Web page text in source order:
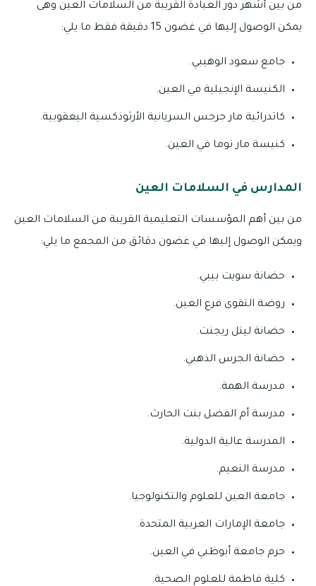
من بين أشهر دور العبادة القريبة من السلامات العين وهى
يمكن الوصول إليها في غضون 15 دقيقة فقط ما يلي:
جامع سعود الوهيبي.
الكنيسة الإنجيلية في العين.
كاتدرائية مار جرجس السريانية الأرثوذكسية اليعقوبية.
كنيسة مار توما في العين.
المدارس في السلامات العين
من بين أهم المؤسسات التعليمية القريبة من السلامات العين
ويمكن الوصول إليها في غضون دقائق من المجمع ما يلي:
حضانة سويت بيبي.
روضة التقوى فرع العين.
حضانة ليتل ريجنت.
حضانة الجرس الذهبي.
مدرسة الهمة.
مدرسة أم الفضل بنت الحارث.
المدرسة عالية الدولية.
مدرسة النعيم.
جامعة العين للعلوم والتكنولوجيا.
جامعة الإمارات العربية المتحدة.
حرم جامعة أبوظبي في العين.
كلية فاطمة للعلوم الصحية.